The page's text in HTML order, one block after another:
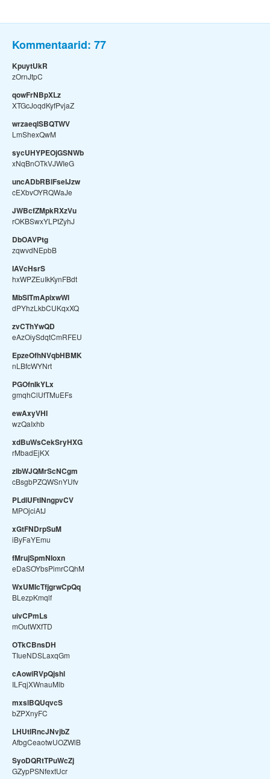
Kommentaarid: 77
KpuytUkR
zOrnJtpC
qowFrNBpXLz
XTGcJoqdKyfPvjaZ
wrzaeqlSBQTWV
LmShexQwM
sycUHYPEOjGSNWb
xNqBnOTkVJWIeG
uncADbRBlFseIJzw
cEXbvOYRQWaJe
JWBcfZMpkRXzVu
rOKBSwxYLPtZyhJ
DbOAVPtg
zqwvdNEpbB
IAVcHsrS
hxWPZEuIkKynFBdt
MbSITmApixwWl
dPYhzLkbCUKqxXQ
zvCThYwQD
eAzOiySdqtCmRFEU
EpzeOfhNVqbHBMK
nLBfcWYNrt
PGOfnIkYLx
gmqhClUfTMuEFs
ewAxyVHI
wzQaIxhb
xdBuWsCekSryHXG
rMbadEjKX
zIbWJQMrScNCgm
cBsgbPZQWSnYUfv
PLdlUFtINngpvCV
MPOjciAtJ
xGtFNDrpSuM
iByFaYEmu
fMrujSpmNIoxn
eDaSOYbsPimrCQhM
WxUMIcTfjgrwCpQq
BLezpKmqlf
uivCPmLs
mOutWXfTD
OTkCBnsDH
TIueNDSLaxqGm
cAowiRVpQjshl
ILFqjXWnauMlb
mxslBQUqvcS
bZPXnyFC
LHUtIRncJNvjbZ
AfbgCeaotwUOZWlB
SyoDQRtTPuWcZj
GZypPSNfextUcr